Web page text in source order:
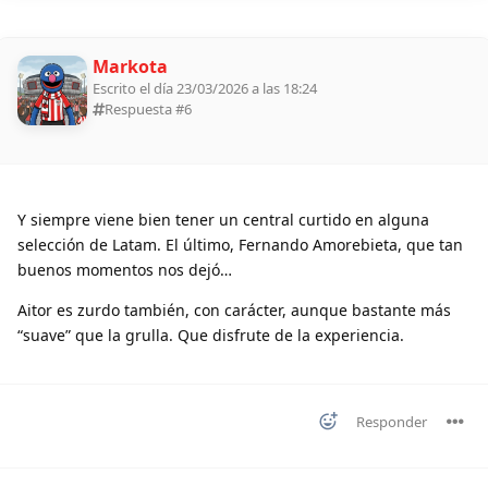
Markota
Escrito el día 23/03/2026 a las 18:24
Respuesta #6
Y siempre viene bien tener un central curtido en alguna
selección de Latam. El último, Fernando Amorebieta, que tan
buenos momentos nos dejó…
Aitor es zurdo también, con carácter, aunque bastante más
“suave” que la grulla. Que disfrute de la experiencia.
Responder